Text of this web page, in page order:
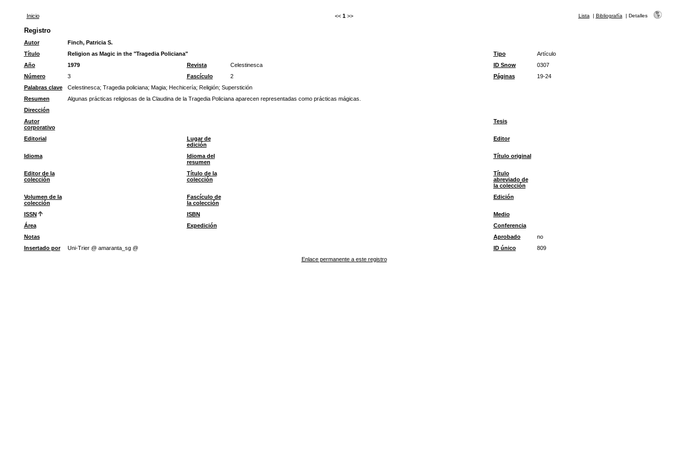
Inicio << 1 >> Lista | Bibliografía | Detalles
Registro
Autor
Finch, Patricia S.
Título
Religion as Magic in the "Tragedia Policiana" Tipo
Artículo
Año
1979 Revista Celestinesca ID Snow
0307
Número
3 Fascículo 2 Páginas
19-24
Palabras clave
Celestinesca; Tragedia policiana; Magia; Hechicería; Religión; Superstición
Resumen
Algunas prácticas religiosas de la Claudina de la Tragedia Policiana aparecen representadas como prácticas mágicas.
Dirección
Autor
corporativo
Tesis
Editorial
Lugar de
edición
Editor
Idioma
Idioma del
resumen
Título original
Editor de la
colección
Título de la
colección
Título
abreviado de
la colección
Volumen de la
colección
Fascículo de
la colección
Edición
ISSN ISBN
Medio
Área
Expedición
Conferencia
Notas
Aprobado
no
Insertado por
Uni-Trier @ amaranta_sg @ ID único
809
Enlace permanente a este registro